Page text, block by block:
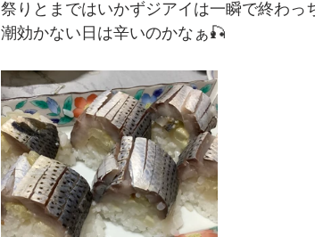
祭りとまではいかずジアイは一瞬で終わっ
潮効かない日は辛いのかなぁ🎣